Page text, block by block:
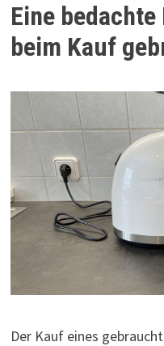
Eine
beim Kauf
Der Kauf eines